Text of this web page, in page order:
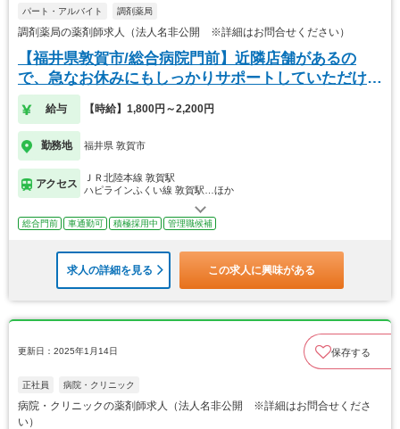
パート・アルバイト 調剤薬局
調剤薬局の薬剤師求人（法人名非公開 ※詳細はお問合せください）
【福井県敦賀市/総合病院門前】近隣店舗があるの
で、急なお休みにもしっかりサポートしていただけま
す。
給与 【時給】1,800円～2,200円
勤務地 福井県 敦賀市
アクセス
ＪＲ北陸本線 敦賀駅
ハピラインふくい線 敦賀駅…ほか
総合門前 車通勤可 積極採用中 管理職候補
求人の詳細を見る この求人に興味がある
更新日：2025年1月14日 保存する
正社員 病院・クリニック
病院・クリニックの薬剤師求人（法人名非公開 ※詳細はお問合せくださ
い）